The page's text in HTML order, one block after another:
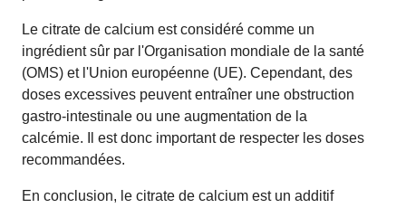
Le citrate de calcium est considéré comme un
ingrédient sûr par l'Organisation mondiale de la santé
(OMS) et l'Union européenne (UE). Cependant, des
doses excessives peuvent entraîner une obstruction
gastro-intestinale ou une augmentation de la
calcémie. Il est donc important de respecter les doses
recommandées.
En conclusion, le citrate de calcium est un additif